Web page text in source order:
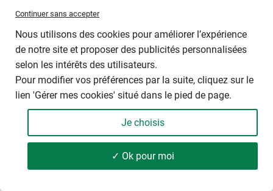
204 produits FILTRER
AZ Soin intense
Soin anti imperfections et
anti marques
15,49 €
imperfections
Peaux à tendance acnéique -
Zinc et acides de fruits Bio
22,89 €
Continuer sans accepter
Nous utilisons des cookies pour améliorer l’expérience
de notre site et proposer des publicités personnalisées
selon les intérêts des utilisateurs.
Pour modifier vos préférences par la suite, cliquez sur le
lien 'Gérer mes cookies' situé dans le pied de page.
Je choisis
✓ Ok pour moi